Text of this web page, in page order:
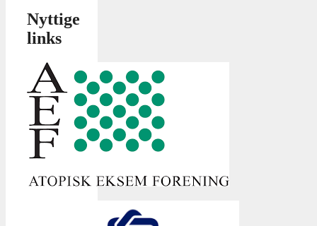
Nyttige
links